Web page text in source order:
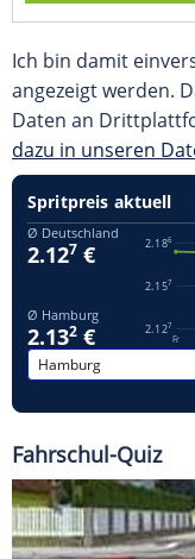
Ich bin damit
angezeigt werden.
Daten an
dazu in unseren
Fahrschul-Quiz